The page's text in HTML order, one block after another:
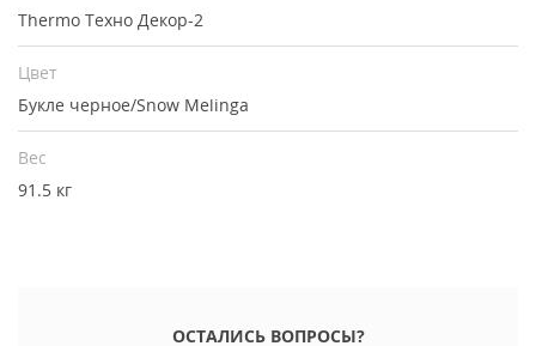
Thermo Техно Декор-2
Цвет
Букле черное/Snow Melinga
Вес
91.5 кг
ОСТАЛИСЬ ВОПРОСЫ?